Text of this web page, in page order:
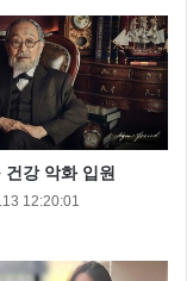
강 악화 입원
12:20:01